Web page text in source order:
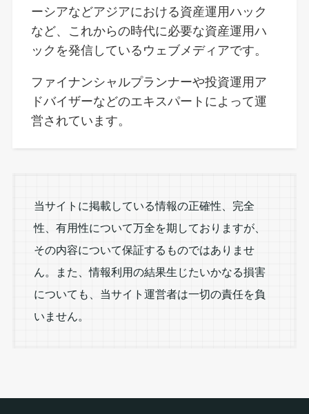
ーシアなどアジアにおける資産運用ハック
など、これからの時代に必要な資産運用ハ
ックを発信しているウェブメディアです。
ファイナンシャルプランナーや投資運用ア
ドバイザーなどのエキスパートによって運
営されています。
当サイトに掲載している情報の正確性、完全
性、有用性について万全を期しておりますが、
その内容について保証するものではありませ
ん。また、情報利用の結果生じたいかなる損害
についても、当サイト運営者は一切の責任を負
いません。